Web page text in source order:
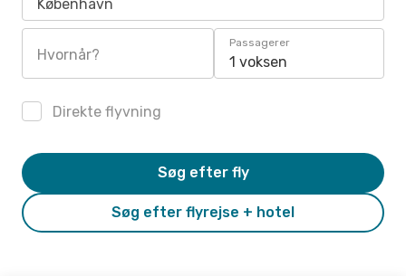
København
Hvornår?
Passagerer
1 voksen
Direkte flyvning
Søg efter flyrejse + hotel
Søg efter fly